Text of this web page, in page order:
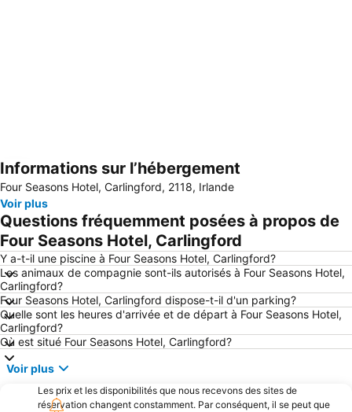
Agrandir la carte
Informations sur l’hébergement
Four Seasons Hotel, Carlingford, 2118, Irlande
Voir plus
Questions fréquemment posées à propos de
Four Seasons Hotel, Carlingford
Y a-t-il une piscine à Four Seasons Hotel, Carlingford?
Les animaux de compagnie sont-ils autorisés à Four Seasons Hotel,
Carlingford?
Four Seasons Hotel, Carlingford dispose-t-il d'un parking?
Quelle sont les heures d'arrivée et de départ à Four Seasons Hotel,
Carlingford?
Où est situé Four Seasons Hotel, Carlingford?
Voir plus
Les prix et les disponibilités que nous recevons des sites de
réservation changent constamment. Par conséquent, il se peut que